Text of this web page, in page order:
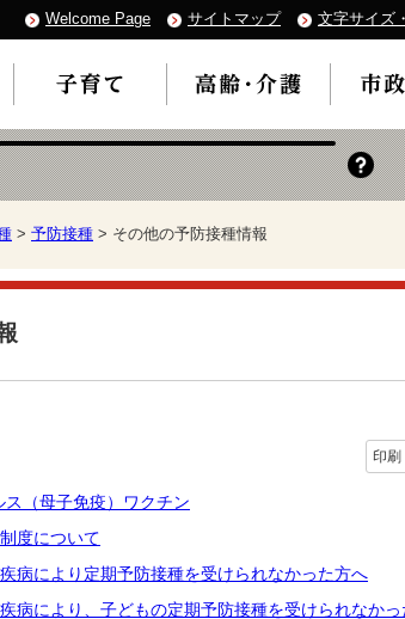
Welcome Page サイトマップ 文字サイズ
> 予防接種 > その他の予防接種情報
印刷
（母子免疫）ワクチン
度について
病により定期予防接種を受けられなかった方へ
病により、子どもの定期予防接種を受けられなか